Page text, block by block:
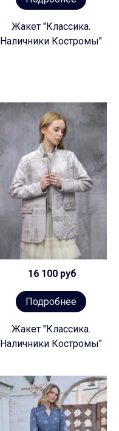
Жакет "Классика.
Наличники Костромы"
16 100 руб
Подробнее
Жакет "Классика.
Наличники Костромы"